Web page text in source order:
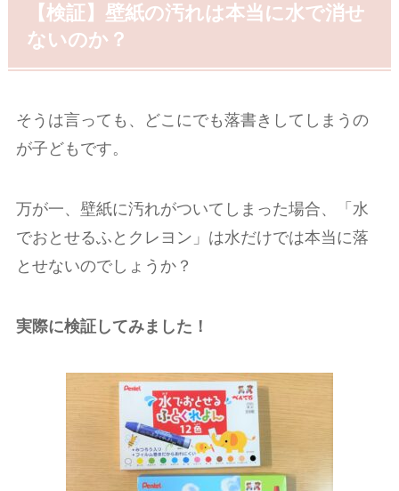
【検証】壁紙の汚れは本当に水で消せ
ないのか？
そうは言っても、どこにでも落書きしてしまうの
が子どもです。
万が一、壁紙に汚れがついてしまった場合、「水
でおとせるふとクレヨン」は水だけでは本当に落
とせないのでしょうか？
実際に検証してみました！